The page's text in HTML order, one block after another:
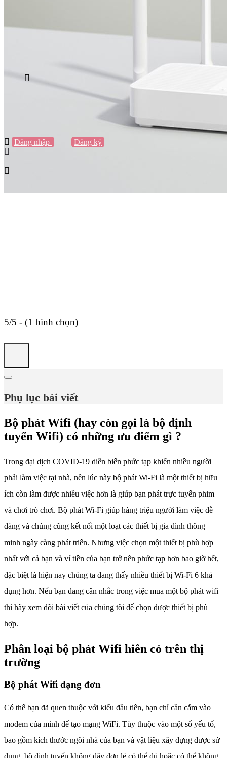
Cần Thơ
Sách / Truyện
Đăng nhập
Đăng ký
5/5 - (1 bình chọn)
Phụ lục bài viết
Bộ phát Wifi (hay còn gọi là bộ định
tuyến Wifi) có những ưu điểm gì ?
Trong đại dịch COVID-19 diễn biến phức tạp khiến nhiều người
phải làm việc tại nhà, nên lúc này bộ phát Wi-Fi là một thiết bị hữu
ích còn làm được nhiều việc hơn là giúp bạn phát trực tuyến phim
và chơi trò chơi. Bộ phát Wi-Fi giúp hàng triệu người làm việc dễ
dàng và chúng cũng kết nối một loạt các thiết bị gia đình thông
minh ngày càng phát triển. Nhưng việc chọn một thiết bị phù hợp
nhất với cả bạn và ví tiền của bạn trở nên phức tạp hơn bao giờ hết,
đặc biệt là hiện nay chúng ta đang thấy nhiều thiết bị Wi-Fi 6 khả
dụng hơn. Nếu bạn đang cân nhắc trong việc mua một bộ phát wifi
thì hãy xem dõi bài viết của chúng tôi để chọn được thiết bị phù
hợp.
Phân loại bộ phát Wifi hiên có trên thị
trường
Bộ phát Wifi dạng đơn
Có thể bạn đã quen thuộc với kiểu đầu tiên, bạn chỉ cần cắm vào
modem của mình để tạo mạng WiFi. Tùy thuộc vào một số yếu tố,
bao gồm kích thước ngôi nhà của bạn và vật liệu xây dựng được sử